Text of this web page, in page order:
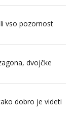
vso pozornost
dvojčke
dobro je videti